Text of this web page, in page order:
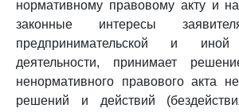
нормативному правовому акту и
законные интересы
предпринимательской и иной
деятельности, принимает
ненормативного правового акта
решений и действий